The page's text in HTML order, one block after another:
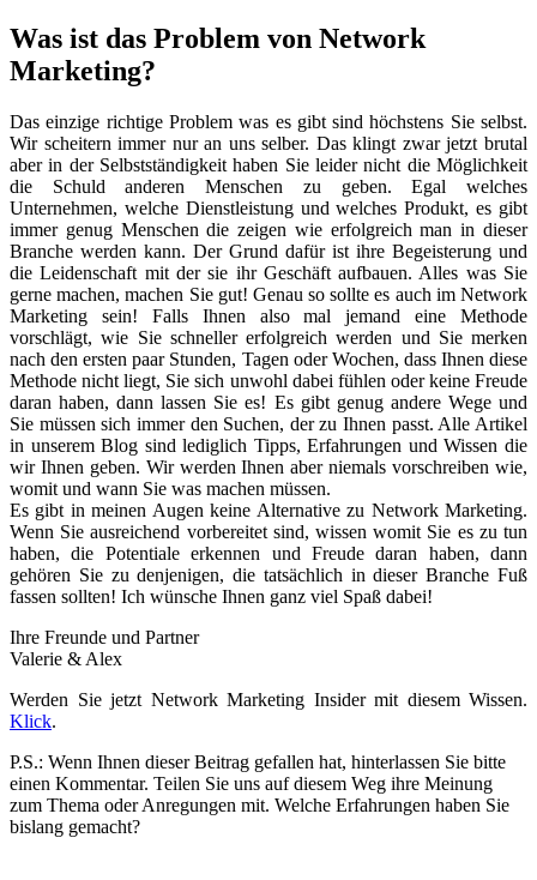
Was ist das Problem von Network
Marketing?
Das einzige richtige Problem was es gibt sind höchstens Sie selbst.
Wir scheitern immer nur an uns selber. Das klingt zwar jetzt brutal
aber in der Selbstständigkeit haben Sie leider nicht die Möglichkeit
die Schuld anderen Menschen zu geben. Egal welches
Unternehmen, welche Dienstleistung und welches Produkt, es gibt
immer genug Menschen die zeigen wie erfolgreich man in dieser
Branche werden kann. Der Grund dafür ist ihre Begeisterung und
die Leidenschaft mit der sie ihr Geschäft aufbauen. Alles was Sie
gerne machen, machen Sie gut! Genau so sollte es auch im Network
Marketing sein! Falls Ihnen also mal jemand eine Methode
vorschlägt, wie Sie schneller erfolgreich werden und Sie merken
nach den ersten paar Stunden, Tagen oder Wochen, dass Ihnen diese
Methode nicht liegt, Sie sich unwohl dabei fühlen oder keine Freude
daran haben, dann lassen Sie es! Es gibt genug andere Wege und
Sie müssen sich immer den Suchen, der zu Ihnen passt. Alle Artikel
in unserem Blog sind lediglich Tipps, Erfahrungen und Wissen die
wir Ihnen geben. Wir werden Ihnen aber niemals vorschreiben wie,
womit und wann Sie was machen müssen.
Es gibt in meinen Augen keine Alternative zu Network Marketing.
Wenn Sie ausreichend vorbereitet sind, wissen womit Sie es zu tun
haben, die Potentiale erkennen und Freude daran haben, dann
gehören Sie zu denjenigen, die tatsächlich in dieser Branche Fuß
fassen sollten! Ich wünsche Ihnen ganz viel Spaß dabei!
Ihre Freunde und Partner
Valerie & Alex
Werden Sie jetzt Network Marketing Insider mit diesem Wissen.
Klick.
P.S.: Wenn Ihnen dieser Beitrag gefallen hat, hinterlassen Sie bitte
einen Kommentar. Teilen Sie uns auf diesem Weg ihre Meinung
zum Thema oder Anregungen mit. Welche Erfahrungen haben Sie
bislang gemacht?